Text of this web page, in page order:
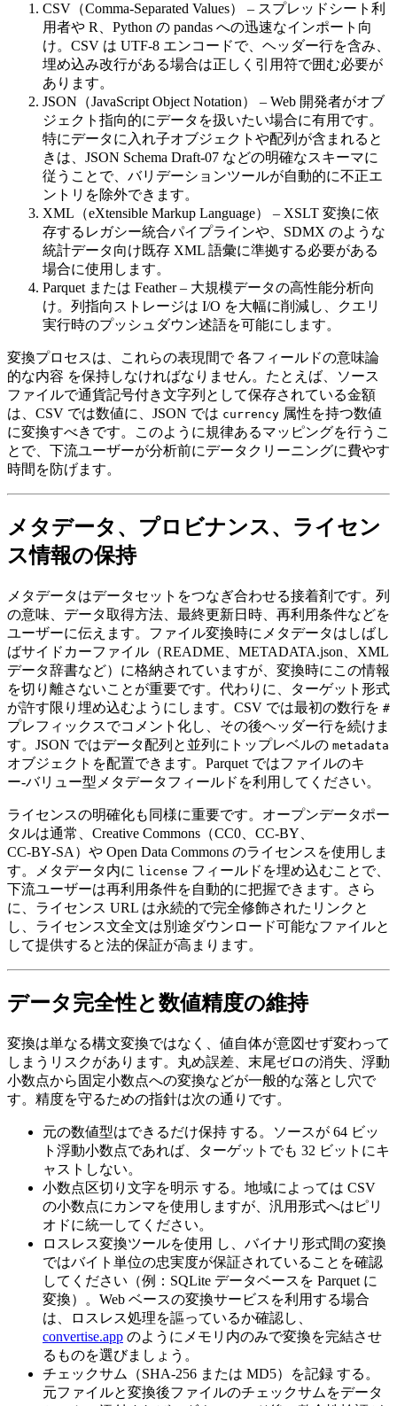
CSV（Comma‑Separated Values）
– スプレッドシート利
用者や R、Python の pandas への迅速なインポート向
け。CSV は UTF‑8 エンコードで、ヘッダー行を含み、
埋め込み改行がある場合は正しく引用符で囲む必要が
あります。
JSON（JavaScript Object Notation）
– Web 開発者がオブ
ジェクト指向的にデータを扱いたい場合に有用です。
特にデータに入れ子オブジェクトや配列が含まれると
きは、JSON Schema Draft‑07 などの明確なスキーマに
従うことで、バリデーションツールが自動的に不正エ
ントリを除外できます。
XML（eXtensible Markup Language）
– XSLT 変換に依
存するレガシー統合パイプラインや、SDMX のような
統計データ向け既存 XML 語彙に準拠する必要がある
場合に使用します。
Parquet または Feather– 大規模データの高性能分析向
け。列指向ストレージは I/O を大幅に削減し、クエリ
実行時のプッシュダウン述語を可能にします。
変換プロセスは、これらの表現間で各フィールドの意味論
的な内容 を保持しなければなりません。たとえば、ソース
ファイルで通貨記号付き文字列として保存されている金額
は、CSV では数値に、JSON では currency 属性を持つ数値
に変換すべきです。このように規律あるマッピングを行うこ
とで、下流ユーザーが分析前にデータクリーニングに費やす
時間を防げます。
メタデータ、プロビナンス、ライセン
ス情報の保持
メタデータはデータセットをつなぎ合わせる接着剤です。列
の意味、データ取得方法、最終更新日時、再利用条件などを
ユーザーに伝えます。ファイル変換時にメタデータはしばし
ばサイドカーファイル（README、METADATA.json、XML
データ辞書など）に格納されていますが、 変換時にこの情報
を切り離さないことが重要です。代わりに、ターゲット形式
が許す限り埋め込むようにします。CSV では最初の数行を #
プレフィックスでコメント化し、その後ヘッダー行を続けま
す。JSON ではデータ配列と並列にトップレベルの metadata
オブジェクトを配置できます。Parquet ではファイルのキ
ー‑バリュー型メタデータフィールドを利用してください。
ライセンスの明確化も同様に重要です。オープンデータポー
タルは通常、Creative Commons（CC0、CC‑BY、
CC‑BY‑SA）や Open Data Commons のライセンスを使用しま
す。メタデータ内に license フィールドを埋め込むことで、
下流ユーザーは再利用条件を自動的に把握できます。さら
に、ライセンス URL は永続的で完全修飾されたリンクと
し、ライセンス文全文は別途ダウンロード可能なファイルと
して提供すると法的保証が高まります。
データ完全性と数値精度の維持
変換は単なる構文変換ではなく、値自体が意図せず変わって
しまうリスクがあります。丸め誤差、末尾ゼロの消失、浮動
小数点から固定小数点への変換などが一般的な落とし穴で
す。精度を守るための指針は次の通りです。
元の数値型はできるだけ保持 する。ソースが 64 ビッ
ト浮動小数点であれば、ターゲットでも 32 ビットにキ
ャストしない。
小数点区切り文字を明示 する。地域によっては CSV
の小数点にカンマを使用しますが、汎用形式へはピリ
オドに統一してください。
ロスレス変換ツールを使用 し、バイナリ形式間の変換
ではバイト単位の忠実度が保証されていることを確認
してください（例：SQLite データベースを Parquet に
変換）。Web ベースの変換サービスを利用する場合
は、ロスレス処理を謳っているか確認し、
convertise.app のようにメモリ内のみで変換を完結させ
るものを選びましょう。
チェックサム（SHA‑256 または MD5）を記録 する。
元ファイルと変換後ファイルのチェックサムをデータ